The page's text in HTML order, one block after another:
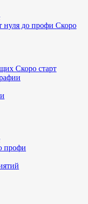
нуля до профи Скоро
Скоро старт
профи